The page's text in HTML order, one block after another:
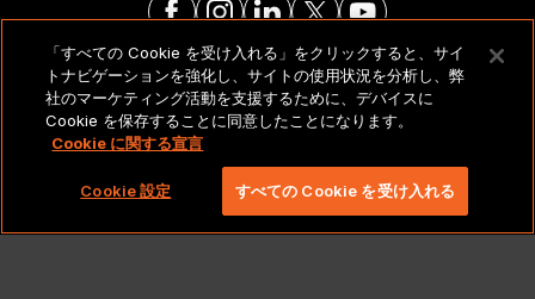
法的通知とポリシー
Copyright 2026 Lionbridge Technologies、LLC. All
rights reserved。
「すべての Cookie を受け入れる」をクリックすると、サイ
トナビゲーションを強化し、サイトの使用状況を分析し、弊
社のマーケティング活動を支援するために、デバイスに
Cookie を保存することに同意したことになります。
Cookie に関する宣言
Cookie 設定 すべての Cookie を受け入れる